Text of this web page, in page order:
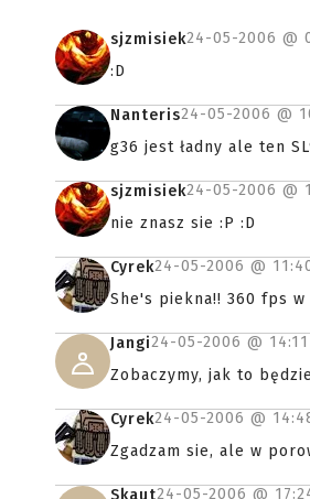
sjzmisiek24-05-2006 @
:D
Nanteris24-05-2006 @
g36 jest ładny ale ten
sjzmisiek24-05-2006 @
nie znasz sie :P :D
Cyrek24-05-2006 @
She's piekna!! 360 fps
Jangi24-05-2006 @ 14:11
Zobaczymy, jak to
Cyrek24-05-2006 @
Zgadzam sie, ale w
24-05-2006 @